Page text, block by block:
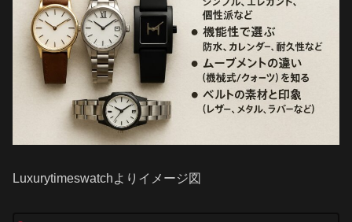
Luxurytimeswatchよりイメージ図